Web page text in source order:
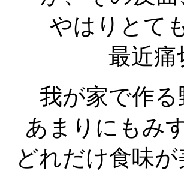
やはりとて
最近
我が家で作
あまりにもみ
どれだけ食味